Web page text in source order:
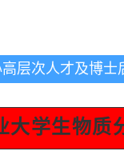
层次人才及博士
大学生物质